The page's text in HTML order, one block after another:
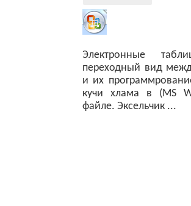
Электронные
переходный вид
и их
кучи хлама в (MS
файле. Эксельчик ...